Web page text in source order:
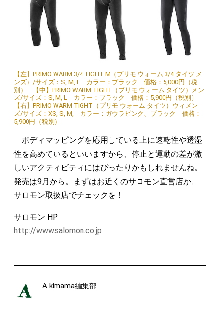
【左】PRIMO WARM 3/4 TIGHT M（プリモ ウォーム 3/4 タイツ メ
ンズ）/サイズ：S, M, L カラー：ブラック 価格：5,000円（税
別） 【中】PRIMO WARM TIGHT（プリモ ウォーム タイツ）メン
ズ/サイズ：S, M, L カラー：ブラック 価格：5,900円（税別）
【右】PRIMO WARM TIGHT（プリモ ウォーム タイツ）ウィメン
ズ/サイズ：XS, S, M, カラー：ガウラピンク、ブラック 価格：
5,900円（税別）
ボディマッピングを応用している上に速乾性や透湿
性を高めているといいますから、停止と運動の差が激
しいアクティビティにはぴったりかもしれませんね。
発売は9月から。まずはお近くのサロモン直営店か、
サロモン取扱店でチェックを！
サロモン HP
http://www.salomon.co.jp
A kimama編集部